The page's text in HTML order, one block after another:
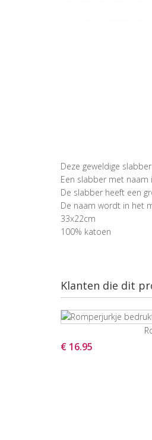
Deze geweldige
Een slabber met
De slabber heeft een
De naam wordt in het
33x22cm
100% katoen
Klanten die dit
€ 16.95